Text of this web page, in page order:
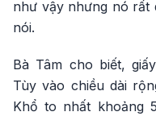
như vậy nhưng nó rất
nói.
Bà Tâm cho biết,
Tùy vào chiều dài
Khổ to nhất khoảng